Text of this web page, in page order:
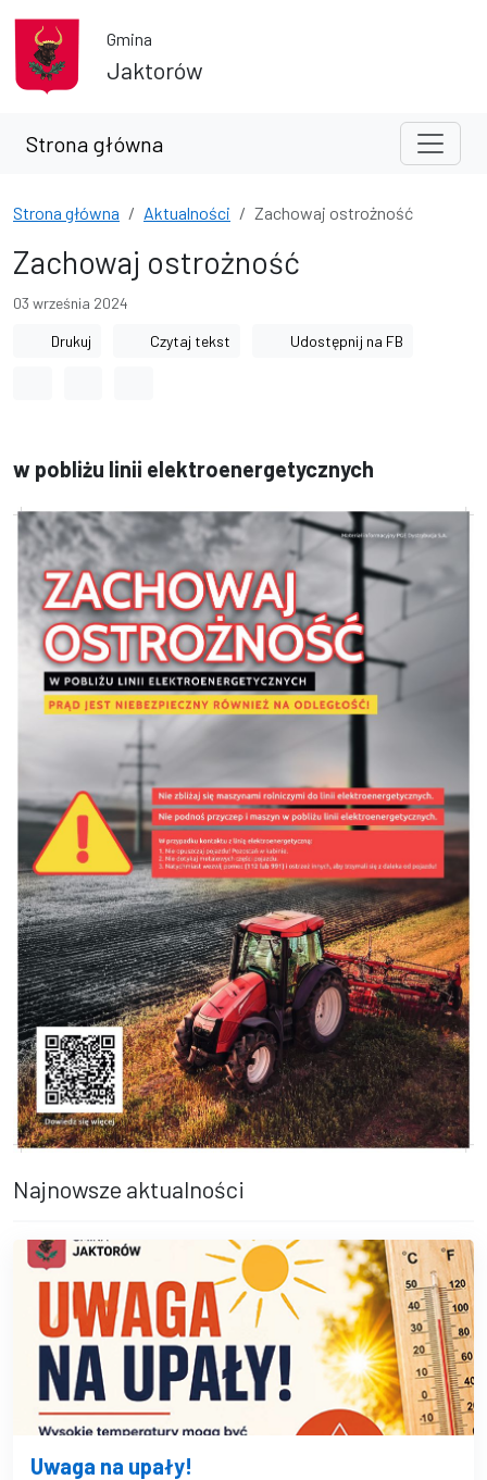
Gmina
Jaktorów
Strona główna
Strona główna Aktualności Zachowaj ostrożność
Zachowaj ostrożność
03 września 2024
Drukuj Czytaj tekst Udostępnij na FB
w pobliżu linii elektroenergetycznych
Najnowsze aktualności
Uwaga na upały!